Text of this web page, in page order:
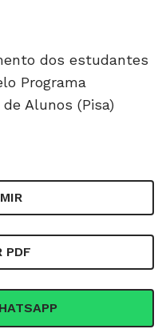
dos estudantes
Programa
Alunos (Pisa)
PDF